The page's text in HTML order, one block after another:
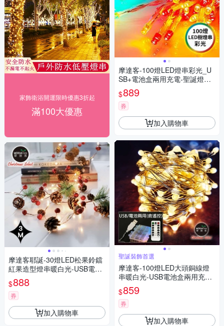
家飾衛浴開運限時優惠3折起
滿100大優惠
摩達客耶誕-30燈LED松果鈴鐺
紅果造型燈串暖白光-USB電池
盒兩用充電
$888
券
加入購物車
摩達客-100燈LED燈串彩光_U
SB+電池盒兩用充電-聖誕燈樹
燈露營燈
$889
券
加入購物車
聖誕裝飾首選
摩達客-100燈LED大頭銅線燈
串暖白光-USB電池盒兩用充電
(贈遙控器)浪漫星星燈聖誕燈串
$859
券
加入購物車